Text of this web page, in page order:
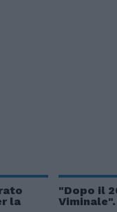
la
"Dopo il